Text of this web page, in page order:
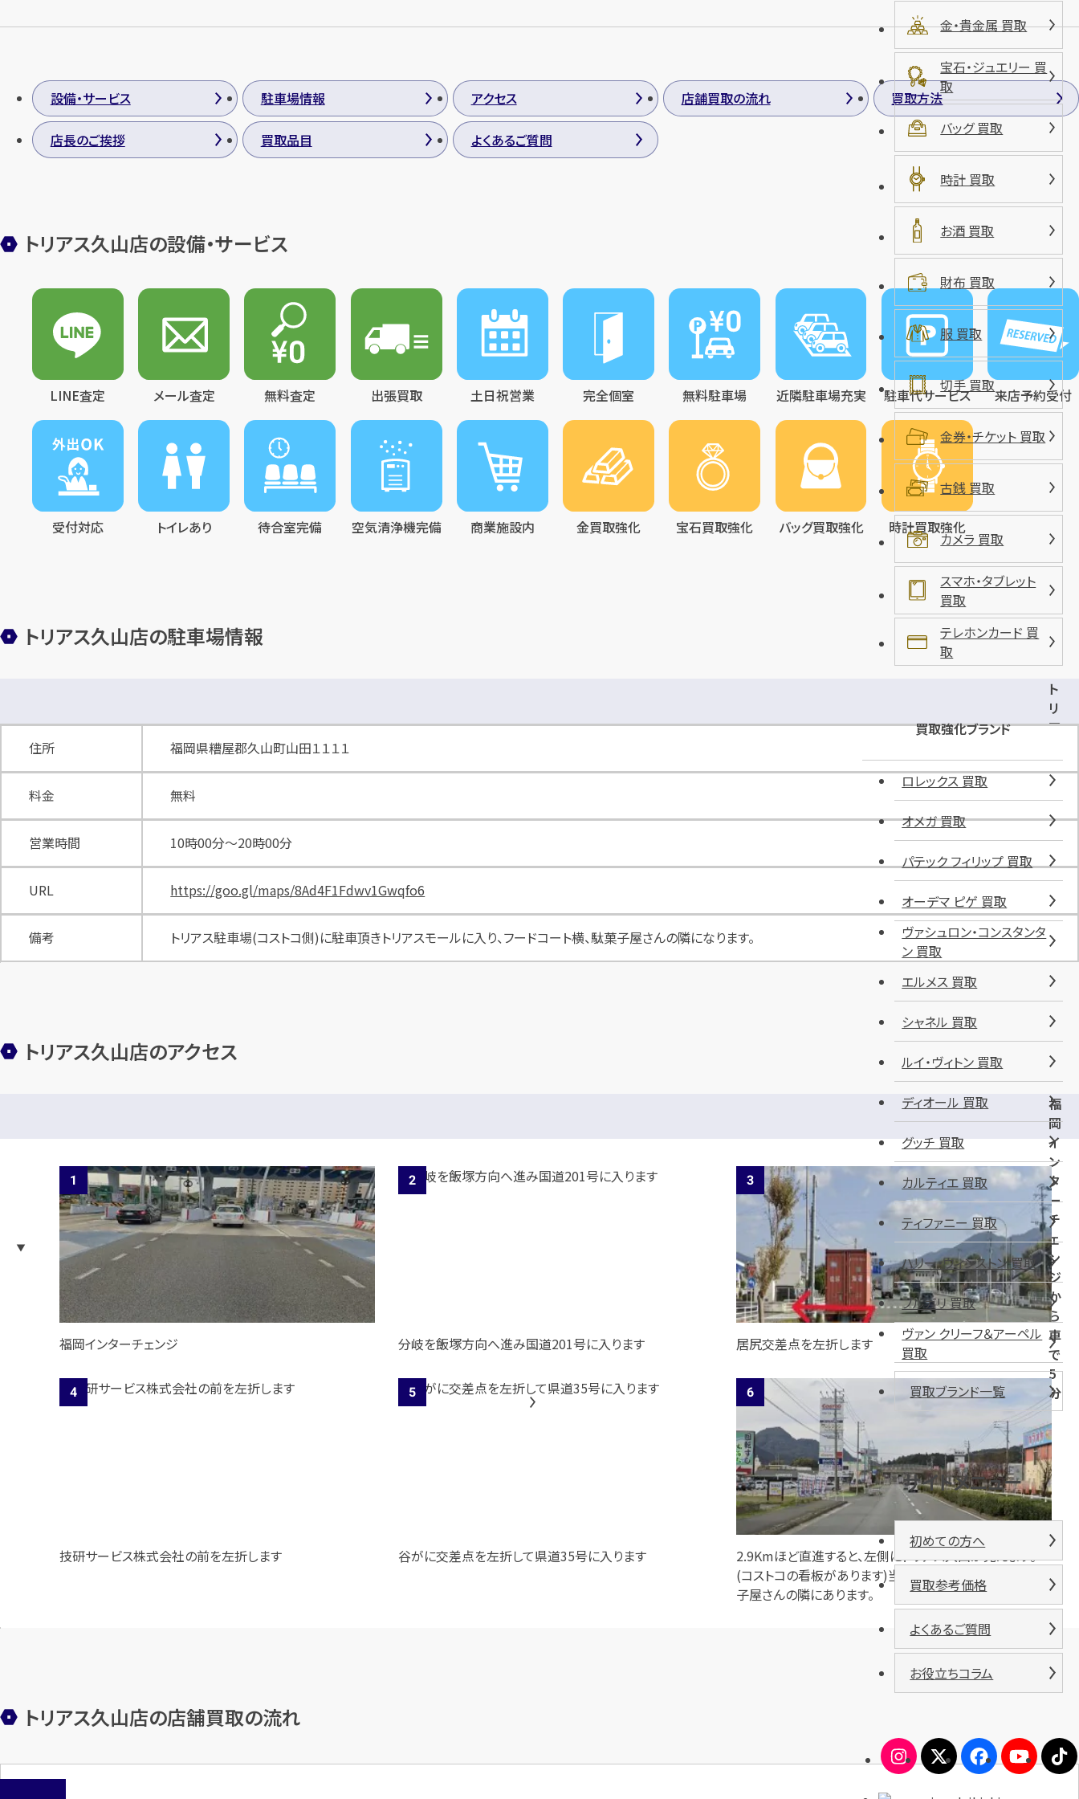
設備・サービス 駐車場情報 アクセス 店舗買取の流れ 買取方法
店長のご挨拶 買取品目 よくあるご質問
トリアス久山店の設備・サービス
LINE査定 メール査定 無料査定 出張買取 土日祝営業 完全個室 無料駐車場 近隣駐車場充実 駐車代サービス 来店予約受付
受付対応 トイレあり 待合室完備 空気清浄機完備 商業施設内 金買取強化 宝石買取強化 バッグ買取強化 時計買取強化
トリアス久山店の駐車場情報
ト
リ
ア
駐
車
場
(
敷
地
内
)
住所 福岡県糟屋郡久山町山田１１１１
料金 無料
営業時間 10時00分〜20時00分
URL https://goo.gl/maps/8Ad4F1Fdwv1Gwqfo6
備考 トリアス駐車場(コストコ側)に駐車頂きトリアスモールに入り、フードコート横、駄菓子屋さんの隣になります。
トリアス久山店のアクセス
福
岡
イ
ン
タ
ー
チ
ェ
ン
ジ
か
ら
車
で
5
分
福岡インターチェンジ 分岐を飯塚方向へ進み国道201号に入ります 居尻交差点を左折します
技研サービス株式会社の前を左折します 谷がに交差点を左折して県道35号に入ります
2.9Kmほど直進すると、左側にトリアス久山が見えます。
(コストコの看板があります)当店は、フードコート横、駄菓
子屋さんの隣にあります。
トリアス久山店の店舗買取の流れ
金・貴金属 買取
宝石・ジュエリー 買
取
バッグ 買取
時計 買取
お酒 買取
財布 買取
服 買取
切手 買取
金券・チケット 買取
古銭 買取
カメラ 買取
スマホ・タブレット
買取
テレホンカード 買
取
買取強化ブランド
ロレックス 買取
オメガ 買取
パテック フィリップ 買取
オーデマ ピゲ 買取
ヴァシュロン・コンスタンタ
ン 買取
エルメス 買取
シャネル 買取
ルイ・ヴィトン 買取
ディオール 買取
グッチ 買取
カルティエ 買取
ティファニー 買取
ハリー・ウィンストン 買取
ブルガリ 買取
ヴァン クリーフ＆アーペル
買取
買取ブランド一覧
サイトメニュー
初めての方へ
買取参考価格
よくあるご質問
お役立ちコラム